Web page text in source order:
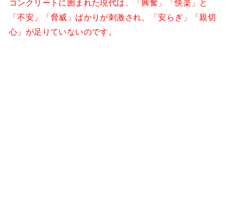
コンクリートに囲まれた現代は、「興奮」「快楽」と
「不安」「脅威」ばかりが刺激され、「安らぎ」「親切
心」が足りていないのです。